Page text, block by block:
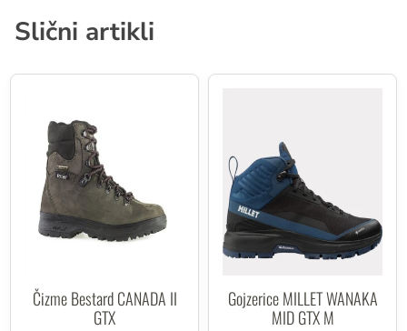
Novi Speed ​​Lacing sistem pričvršćivanja koristi mali
dvokomponentni dio od laganog čelika i plastike.
dva dijela. Donji dio sa ušicama omogućava da pertle
pokretom. Gornji dio ima bravu za pertle koja dijeli područja
zatezanja pričvršćivanja i kuke kako bi sigurno obavili
gležanj.
Laminirano HDry® i 37.5® tehnologijom tkanine za veću
udobnost i vodonepropusnost.
Precision Tech Roll đon razvijen u saradnji sa Vibram®,
rezultat je lagan, tehnički đon. Vibram® gumena smjesa
osigurava stabilnost i izdržljivost. Kompatibilan sa
poluautomatskim derezama.
Slični artikli
Čizme Bestard CANADA II
GTX
Gojzerice MILLET WANAKA
MID GTX M